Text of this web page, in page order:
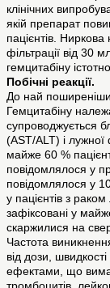
клінічних
якій препарат
пацієнтів. Ниркова
фільтрації від 30
гемцитабіну
Побічні реакції.
До най
Гемцитабіну
супроводжується
(AST/ALT) і
майже 60 %
повідомлялося у
повідомлялося у
у пацієнтів з раком
зафіксовані у
скаржилися на
Частота
від дози,
ефектами, що